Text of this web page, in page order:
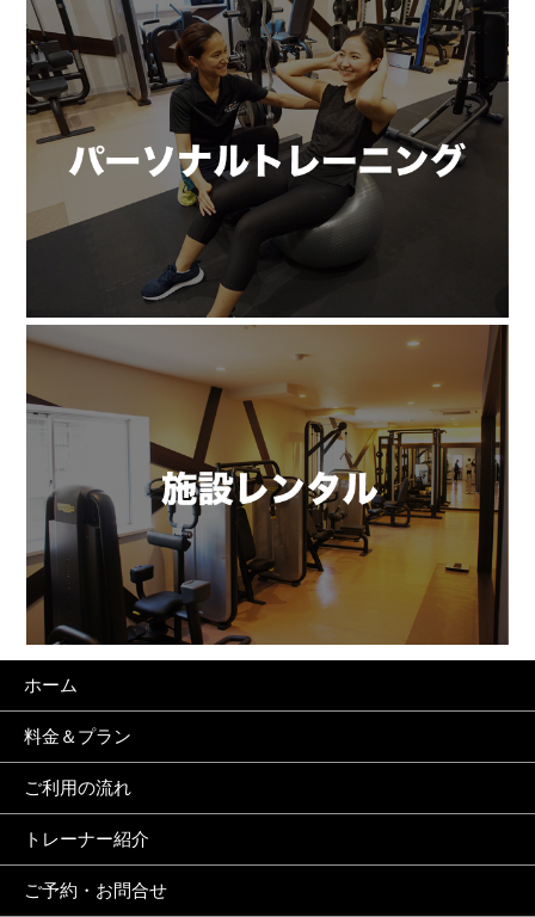
ホーム
料金＆プラン
ご利用の流れ
トレーナー紹介
ご予約・お問合せ